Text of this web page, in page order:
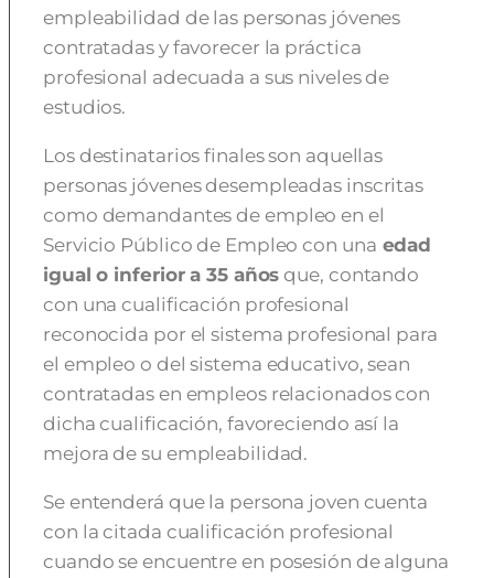
empleabilidad de las personas jóvenes
contratadas y favorecer la práctica
profesional adecuada a sus niveles de
estudios.
Los destinatarios finales son aquellas
personas jóvenes desempleadas inscritas
como demandantes de empleo en el
Servicio Público de Empleo con una edad
igual o inferior a 35 años que, contando
con una cualificación profesional
reconocida por el sistema profesional para
el empleo o del sistema educativo, sean
contratadas en empleos relacionados con
dicha cualificación, favoreciendo así la
mejora de su empleabilidad.
Se entenderá que la persona joven cuenta
con la citada cualificación profesional
cuando se encuentre en posesión de alguna